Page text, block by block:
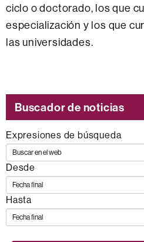
ciclo o doctorado, los que
especialización y los que
las universidades.
Buscador de noticias
Expresiones de búsqueda
Desde
Hasta